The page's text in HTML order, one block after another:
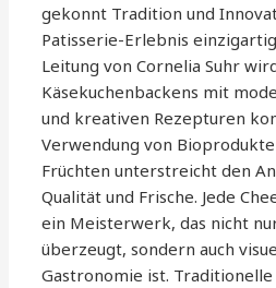
gekonnt Tradition und
Patisserie-Erlebnis
Leitung von Cornelia Suhr
Käsekuchenbackens mit
und kreativen Rezepturen
Verwendung von
Früchten unterstreicht den
Qualität und Frische. Jede
ein Meisterwerk, das nicht
überzeugt, sondern auch
Gastronomie ist.